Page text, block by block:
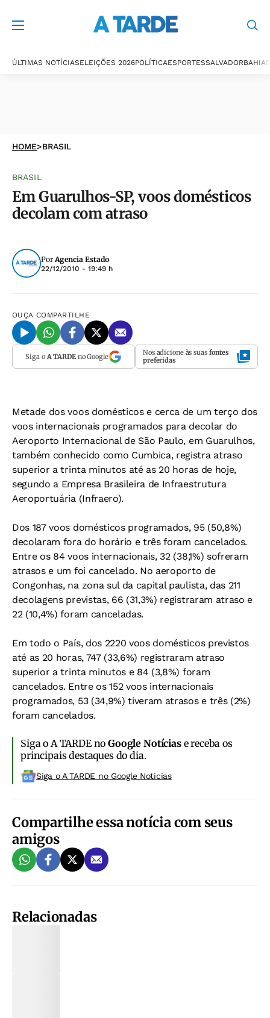
ÚLTIMAS NOTÍCIASELEIÇÕES 2026POLÍTICAESPORTESSALVADORBAHIA
HOME>BRASIL
BRASIL
Em Guarulhos-SP, voos domésticos
decolam com atraso
PorAgencia Estado
22/12/2010 - 19:49 h
OUÇA COMPARTILHE
Siga o A TARDEno Google Nos adicione às suas fontes
preferidas
Metade dos voos domésticos e cerca de um terço dos
voos internacionais programados para decolar do
Aeroporto Internacional de São Paulo, em Guarulhos,
também conhecido como Cumbica, registra atraso
superior a trinta minutos até as 20 horas de hoje,
segundo a Empresa Brasileira de Infraestrutura
Aeroportuária (Infraero).
Dos 187 voos domésticos programados, 95 (50,8%)
decolaram fora do horário e três foram cancelados.
Entre os 84 voos internacionais, 32 (38,1%) sofreram
atrasos e um foi cancelado. No aeroporto de
Congonhas, na zona sul da capital paulista, das 211
decolagens previstas, 66 (31,3%) registraram atraso e
22 (10,4%) foram canceladas.
Em todo o País, dos 2220 voos domésticos previstos
até as 20 horas, 747 (33,6%) registraram atraso
superior a trinta minutos e 84 (3,8%) foram
cancelados. Entre os 152 voos internacionais
programados, 53 (34,9%) tiveram atrasos e três (2%)
foram cancelados.
Siga o A TARDE noGoogle Notíciase receba os
principais destaques do dia.
Siga o A TARDE no Google Noticias
Compartilhe essa notícia com seus
amigos
Relacionadas